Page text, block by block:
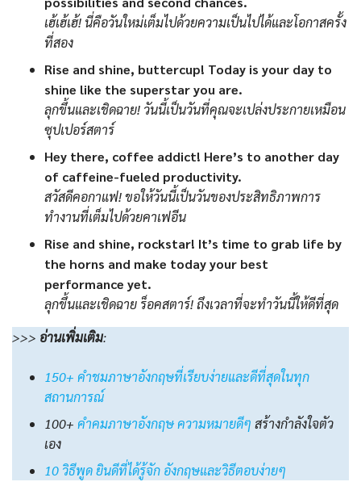
เฮ้เฮ้เฮ้! นี่คือวันใหม่เต็มไปด้วยความเป็นไปได้และโอกาสครั้ง
ที่สอง
Rise and shine, buttercup! Today is your day to
shine like the superstar you are.
ลุกขึ้นและเชิดฉาย! วันนี้เป็นวันที่คุณจะเปล่งประกายเหมือน
ซุปเปอร์สตาร์
Hey there, coffee addict! Here’s to another day
of caffeine-fueled productivity.
สวัสดีคอกาแฟ! ขอให้วันนี้เป็นวันของประสิทธิภาพการ
ทำงานที่เต็มไปด้วยคาเฟอีน
Rise and shine, rockstar! It’s time to grab life by
the horns and make today your best
performance yet.
ลุกขึ้นและเชิดฉาย ร็อคสตาร์! ถึงเวลาที่จะทำวันนี้ให้ดีที่สุด
>>> อ่านเพิ่มเติม:
150+ คำชมภาษาอังกฤษที่เรียบง่ายและดีที่สุดในทุก
สถานการณ์
100+ คําคมภาษาอังกฤษ ความหมายดีๆ สร้างกำลังใจตัว
เอง
10 วิธีพูด ยินดีที่ได้รู้จัก อังกฤษและวิธีตอบง่ายๆ